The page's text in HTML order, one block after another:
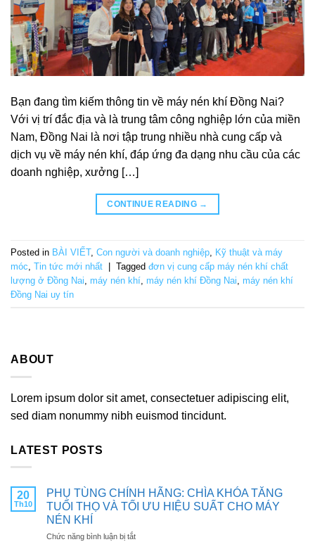
Bạn đang tìm kiếm thông tin về máy nén khí Đồng Nai?
Với vị trí đắc địa và là trung tâm công nghiệp lớn của miền
Nam, Đồng Nai là nơi tập trung nhiều nhà cung cấp và
dịch vụ về máy nén khí, đáp ứng đa dạng nhu cầu của các
doanh nghiệp, xưởng […]
CONTINUE READING →
Posted in BÀI VIẾT, Con người và doanh nghiệp Kỹ thuật và máy
móc Tin tức mới nhất | Tagged đơn vị cung cấp máy nén khí chất
lượng ở Đồng Nai
máy nén khí máy nén khí Đồng Nai
máy nén khí
Đồng Nai uy tín
ABOUT
Lorem ipsum dolor sit amet, consectetuer adipiscing elit,
sed diam nonummy nibh euismod tincidunt.
LATEST POSTS
20
Th10
PHỤ TÙNG CHÍNH HÃNG: CHÌA KHÓA TĂNG
TUỔI THỌ VÀ TỐI ƯU HIỆU SUẤT CHO MÁY
NÉN KHÍ
Chức năng bình luận bị tắtở